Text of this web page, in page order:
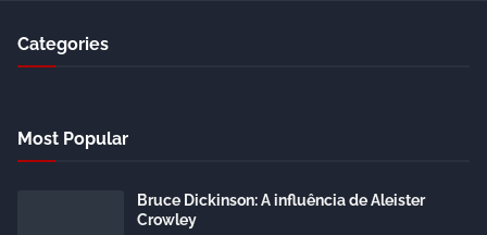
Categories
Most Popular
Bruce Dickinson: A influência de Aleister
Crowley